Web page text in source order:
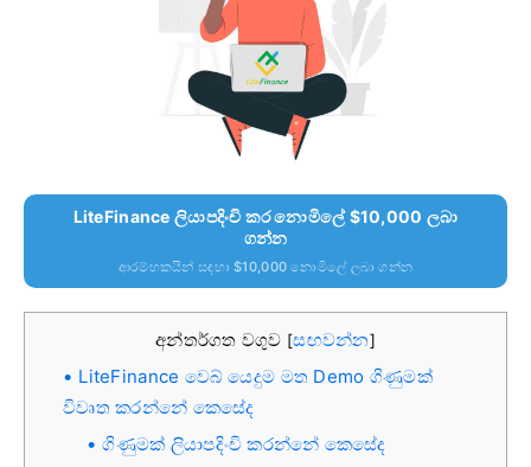
LiteFinance ලියාපදිංචි කර නොමිලේ $10,000 ලබා
ගන්න
ආරම්භකයින් සඳහා $10,000 නොමිලේ ලබා ගන්න
අන්තර්ගත වගුව [සඟවන්න]
LiteFinance වෙබ් යෙදුම මත Demo ගිණුමක්
විවෘත කරන්නේ කෙසේද
ගිණුමක් ලියාපදිංචි කරන්නේ කෙසේද